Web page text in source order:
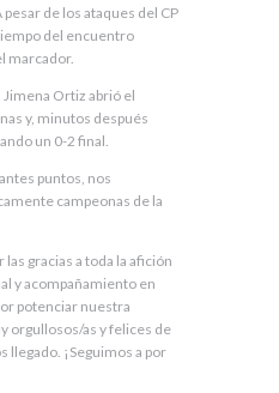
de los ataques del CP
del encuentro
marcador.
Jimena Ortiz abrió el
y, minutos después
un 0-2 final.
puntos, nos
campeonas de la
gracias a toda la afición
y acompañamiento en
potenciar nuestra
orgullosos/as y felices de
llegado. ¡Seguimos a por